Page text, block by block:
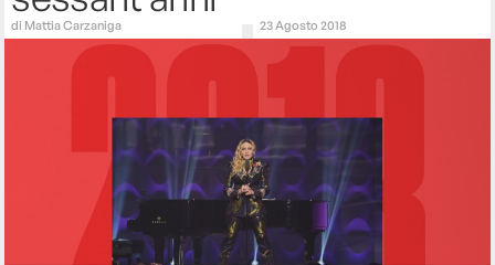
di Mattia Carzaniga 23 Agosto 2018